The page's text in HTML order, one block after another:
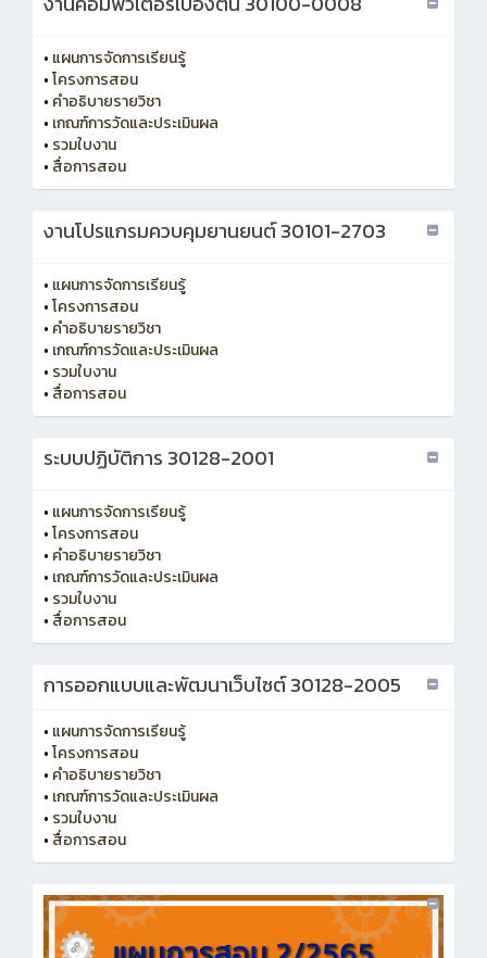
• แผนการจัดการเรียนรู้
•โครงการสอน
• คำอธิบายรายวิชา
• เกณฑ์การวัดและประเมินผล
• รวมใบงาน
• สื่อการสอน
งานโปรแกรมควบคุมยานยนต์ 30101-2703
• แผนการจัดการเรียนรู้
•โครงการสอน
• คำอธิบายรายวิชา
• เกณฑ์การวัดและประเมินผล
• รวมใบงาน
• สื่อการสอน
ระบบปฏิบัติการ 30128-2001
• แผนการจัดการเรียนรู้
•โครงการสอน
• คำอธิบายรายวิชา
• เกณฑ์การวัดและประเมินผล
• รวมใบงาน
• สื่อการสอน
การออกแบบและพัฒนาเว็บไซต์ 30128-2005
• แผนการจัดการเรียนรู้
•โครงการสอน
• คำอธิบายรายวิชา
• เกณฑ์การวัดและประเมินผล
• รวมใบงาน
• สื่อการสอน